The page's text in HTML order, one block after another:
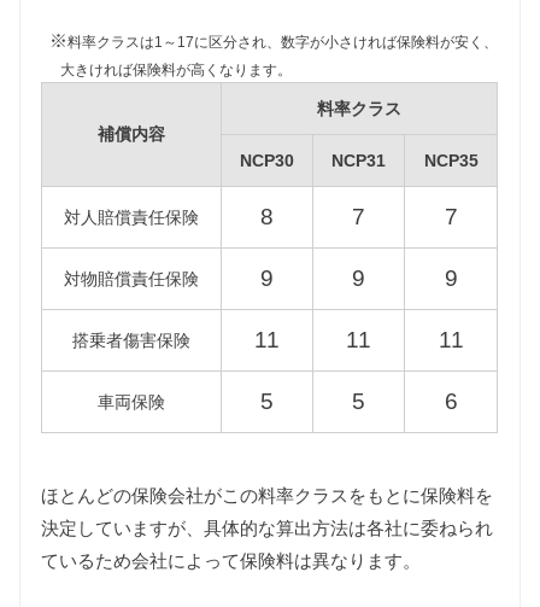
また初代bBはすべての年式で新車登録後13年以上が
経過していますので、環境負荷の観点から自動車税
は約15%増額され39,600円となります。
重量税
重量税は車両重量によって異なりますが、初代bBは
すべて同じ課税クラス（1000〜1500kg）に該当しま
す。
また初代bBはすべての年式で新車登録後13年以上が
経過していますので、環境負荷の観点から重量税は
部の年式についてはさらに約10%されますが、維持
費は13年経過車両をもとに算出しています。
型式 税額（13年経過） 18年経過
17,100円 18,900円
NCP31
※料率クラスは1～17に区分され、数字が小さければ保険料が安く、
大きければ保険料が高くなります。
補償内容
料率クラス
NCP30 NCP31 NCP35
対人賠償責任保険 8 7 7
対物賠償責任保険 9 9 9
搭乗者傷害保険 11 11 11
車両保険 5 5 6
ほとんどの保険会社がこの料率クラスをもとに保険料を
決定していますが、具体的な算出方法は各社に委ねられ
ているため会社によって保険料は異なります。